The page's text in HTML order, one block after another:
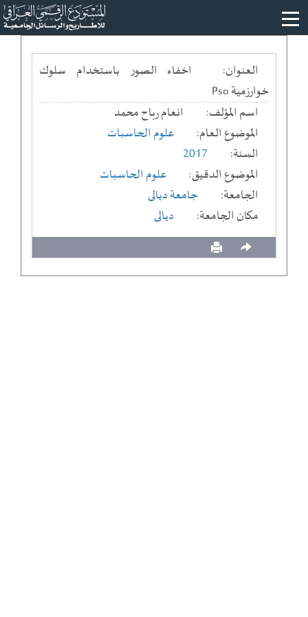
العنوان:
اخفاء الصور باستخدام سلوك
خوارزمية Pso
اسم المؤلف:
انعام رباح محمد
الموضوع العام:
علوم الحاسبات
السنة:
2017
الموضوع الدقيق:
علوم الحاسبات
الجامعة:
جامعة ديالى
مكان الجامعة:
ديالى